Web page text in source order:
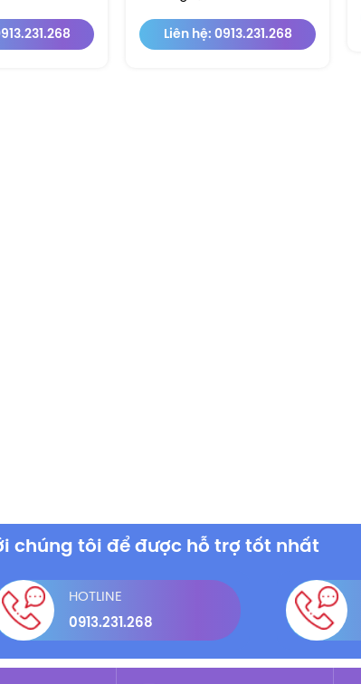
Liên hệ: 0913.231.268
chúng tôi để được hỗ trợ tốt nhất
HOTLINE
0913.231.268